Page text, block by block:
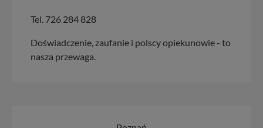
Tel. 726 284 828
Doświadczenie, zaufanie i polscy opiekunowie - to
nasza przewaga.